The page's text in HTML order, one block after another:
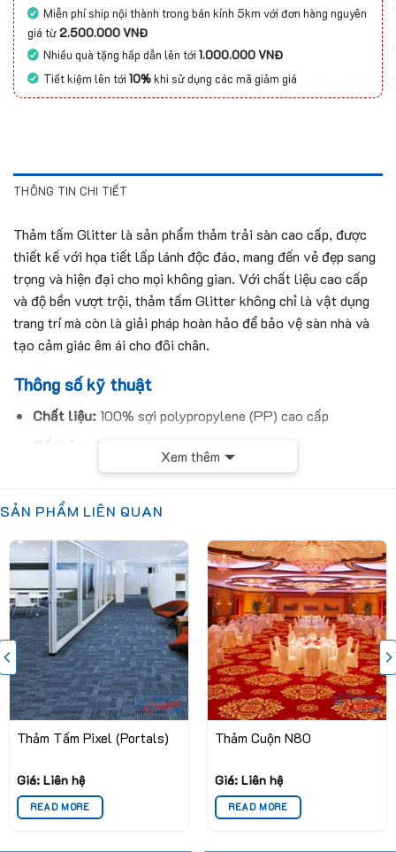
Miễn phí ship nội thành trong bán kính 5km với đơn hàng nguyên
giá từ2.500.000 VNĐ
Nhiều quà tặng hấp dẫn lên tới1.000.000 VNĐ
Tiết kiệm lên tới10%khi sử dụng các mã giảm giá
THÔNG TIN CHI TIẾT
Thảm tấm Glitter là sản phẩm thảm trải sàn cao cấp, được
thiết kế với họa tiết lấp lánh độc đáo, mang đến vẻ đẹp sang
trọng và hiện đại cho mọi không gian. Với chất liệu cao cấp
và độ bền vượt trội, thảm tấm Glitter không chỉ là vật dụng
trang trí mà còn là giải pháp hoàn hảo để bảo vệ sàn nhà và
tạo cảm giác êm ái cho đôi chân.
Thông số kỹ thuật
Chất liệu:100% sợi polypropylene (PP) cao cấp
Đế thảm:
Đế PVC gia cố sợi thủy tinh
Kích thước:50cm x 50cm
Mật độ mũi khâu:10 mũi/inch
Chiều cao sợi:Trung bình 4mm±0.5mm
Kiểu dáng:
Vòng lặp đa mức (multi-level loop)
Bảng màu đa dạng
Thảm tấm Glitter được cung cấp với nhiều màu sắc và họa
tiết khác nhau, giúp bạn dễ dàng lựa chọn để phù hợp với mọi
phong cách nội thất. Từ những tông màu trung tính, nhẹ nhàng
đến những gam màu tươi sáng, nổi bật, thảm tấm Glitter đều
Xem thêm
SẢN PHẨM LIÊN QUAN
Thảm Tấm Pixel (Portals)
Giá: Liên hệ
READ MORE
Thảm Cuộn N80
Giá: Liên hệ
READ MORE